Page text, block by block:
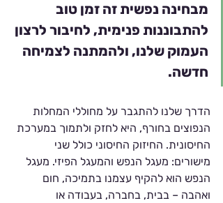
מבחינה נפשית זה זמן טוב
להתבוננות פנימית, לחיבור לרצון
העמוק שלנו, ולהמתנה לצמיחה
חדשה.
הדרך שלנו להתגבר על מחוללי המחלות
הנפוצים בחורף, היא לחזק ולתמוך במערכת
החיסונית. החיזוק החיסוני כולל שני
מישורים: מעגל הנפש והמעגל הפיזי. מעגל
הנפש הוא להקיף עצמנו בתמיכה, חום
ואהבה – בבית, בחברה, בעבודה או